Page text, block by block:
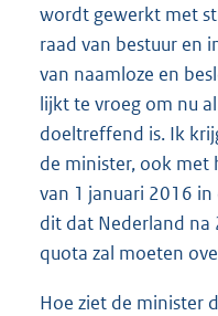
wordt gewerkt met
raad van bestuur en
van naamloze en
lijkt te vroeg om nu
doeltreffend is. Ik
de minister, ook met
van 1 januari 2016
dit dat Nederland na
quota zal moeten
Hoe ziet de minister